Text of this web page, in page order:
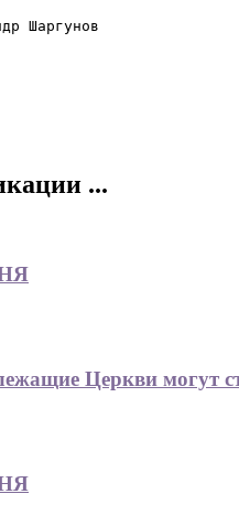
Шаргунов
...
Церкви могут